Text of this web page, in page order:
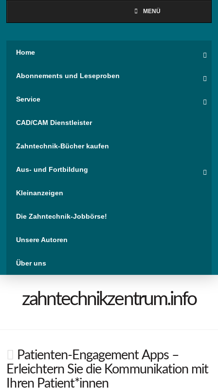
MENÜ
Home
Abonnements und Leseproben
Service
CAD/CAM Dienstleister
Zahntechnik-Bücher kaufen
Aus- und Fortbildung
Kleinanzeigen
Die Zahntechnik-Jobbörse!
Unsere Autoren
Über uns
zahntechnikzentrum.info
Patienten-Engagement Apps –
Erleichtern Sie die Kommunikation mit
Ihren Patient*innen